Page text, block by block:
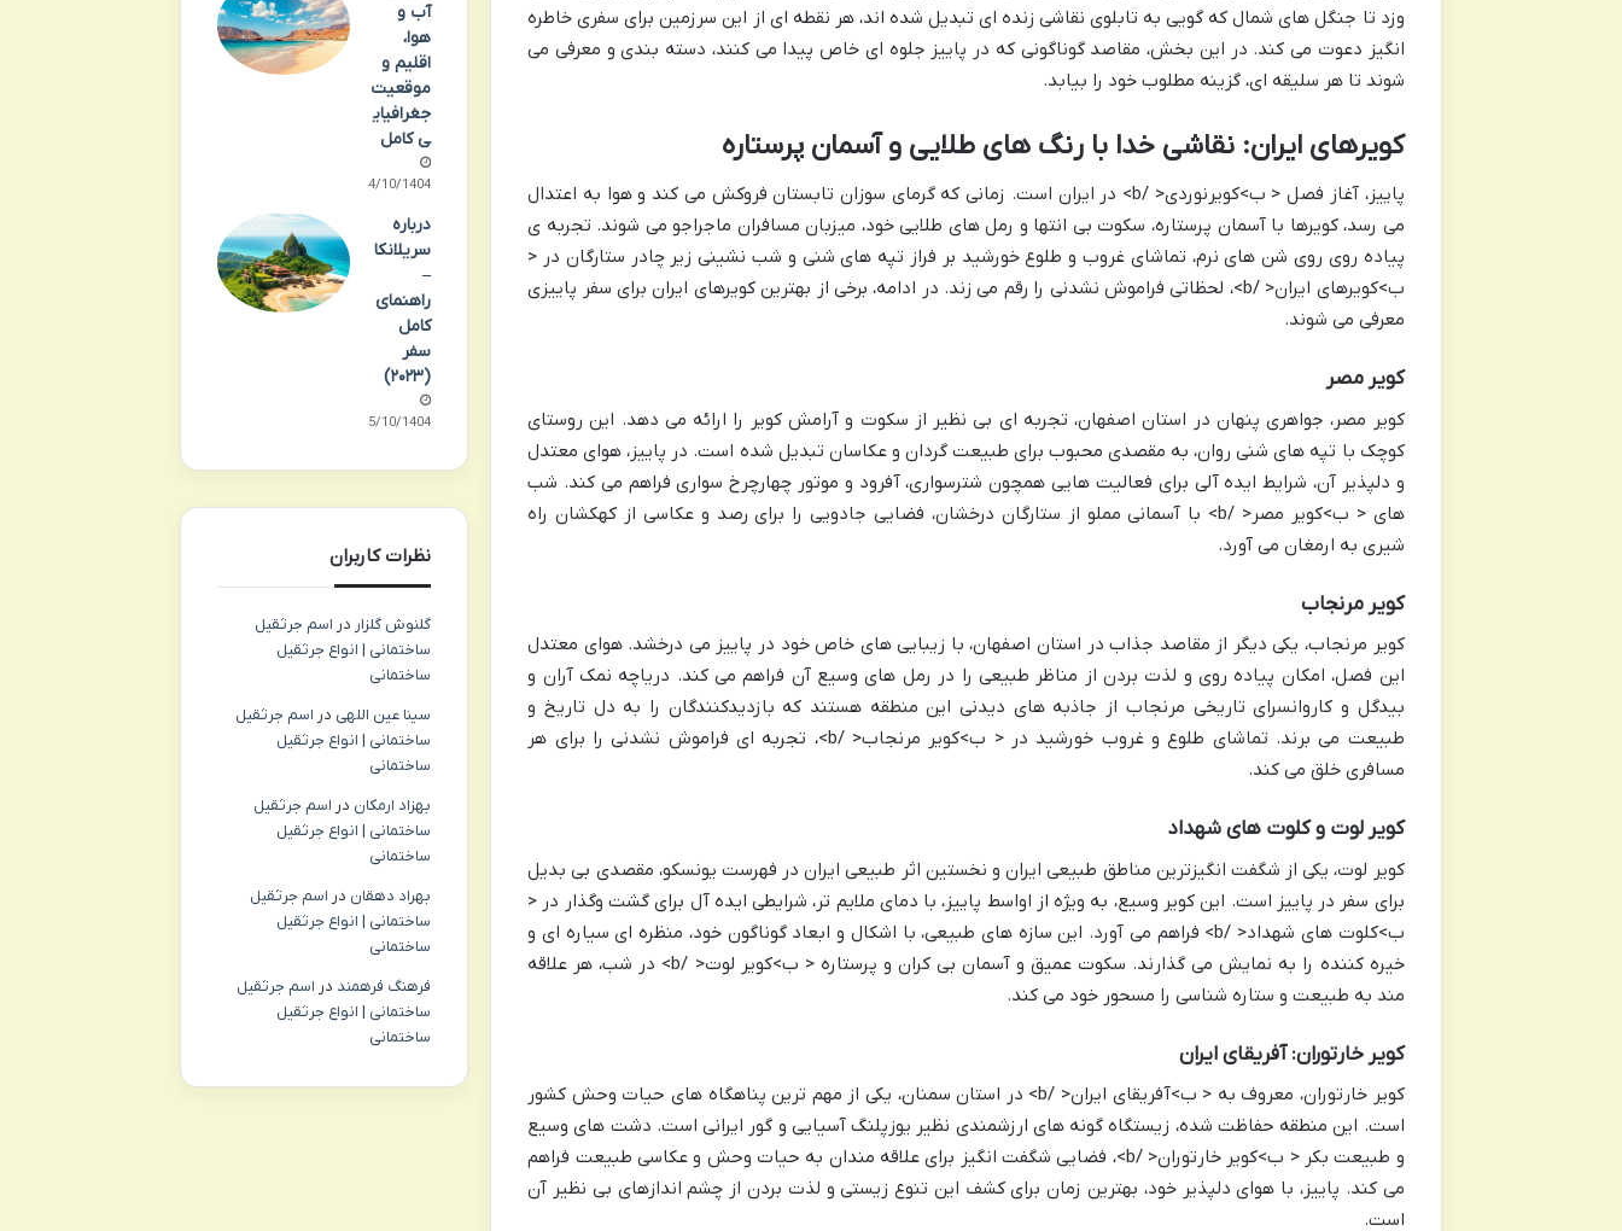
وزد تا جنگل های شمال که گویی به تابلوی نقاشی زنده ای تبدیل شده اند، هر نقطه ای از این سرزمین برای سفری خاطره
انگیز دعوت می کند. در این بخش، مقاصد گوناگونی که در پاییز جلوه ای خاص پیدا می کنند، دسته بندی و معرفی می
شوند تا هر سلیقه ای، گزینه مطلوب خود را بیابد.
کویرهای ایران: نقاشی خدا با رنگ های طلایی و آسمان پرستاره
پاییز، آغاز فصل < ب>کویرنوردی< /b> در ایران است. زمانی که گرمای سوزان تابستان فروکش می کند و هوا به اعتدال
می رسد، کویرها با آسمان پرستاره، سکوت بی انتها و رمل های طلایی خود، میزبان مسافران ماجراجو می شوند. تجربه ی
پیاده روی روی شن های نرم، تماشای غروب و طلوع خورشید بر فراز تپه های شنی و شب نشینی زیر چادر ستارگان در <
ب>کویرهای ایران< /b>، لحظاتی فراموش نشدنی را رقم می زند. در ادامه، برخی از بهترین کویرهای ایران برای سفر پاییزی
معرفی می شوند.
کویر مصر
کویر مصر، جواهری پنهان در استان اصفهان، تجربه ای بی نظیر از سکوت و آرامش کویر را ارائه می دهد. این روستای
کوچک با تپه های شنی روان، به مقصدی محبوب برای طبیعت گردان و عکاسان تبدیل شده است. در پاییز، هوای معتدل
و دلپذیر آن، شرایط ایده آلی برای فعالیت هایی همچون شترسواری، آفرود و موتور چهارچرخ سواری فراهم می کند. شب
های < ب>کویر مصر< /b> با آسمانی مملو از ستارگان درخشان، فضایی جادویی را برای رصد و عکاسی از کهکشان راه
شیری به ارمغان می آورد.
کویر مرنجاب
کویر مرنجاب، یکی دیگر از مقاصد جذاب در استان اصفهان، با زیبایی های خاص خود در پاییز می درخشد. هوای معتدل
این فصل، امکان پیاده روی و لذت بردن از مناظر طبیعی را در رمل های وسیع آن فراهم می کند. دریاچه نمک آران و
بیدگل و کاروانسرای تاریخی مرنجاب از جاذبه های دیدنی این منطقه هستند که بازدیدکنندگان را به دل تاریخ و
طبیعت می برند. تماشای طلوع و غروب خورشید در < ب>کویر مرنجاب< /b>، تجربه ای فراموش نشدنی را برای هر
مسافری خلق می کند.
کویر لوت و کلوت های شهداد
کویر لوت، یکی از شگفت انگیزترین مناطق طبیعی ایران و نخستین اثر طبیعی ایران در فهرست یونسکو، مقصدی بی بدیل
برای سفر در پاییز است. این کویر وسیع، به ویژه از اواسط پاییز، با دمای ملایم تر، شرایطی ایده آل برای گشت وگذار در <
ب>کلوت های شهداد< /b> فراهم می آورد. این سازه های طبیعی، با اشکال و ابعاد گوناگون خود، منظره ای سیاره ای و
خیره کننده را به نمایش می گذارند. سکوت عمیق و آسمان بی کران و پرستاره < ب>کویر لوت< /b> در شب، هر علاقه
مند به طبیعت و ستاره شناسی را مسحور خود می کند.
کویر خارتوران: آفریقای ایران
کویر خارتوران، معروف به < ب>آفریقای ایران< /b> در استان سمنان، یکی از مهم ترین پناهگاه های حیات وحش کشور
است. این منطقه حفاظت شده، زیستگاه گونه های ارزشمندی نظیر یوزپلنگ آسیایی و گور ایرانی است. دشت های وسیع
و طبیعت بکر < ب>کویر خارتوران< /b>، فضایی شگفت انگیز برای علاقه مندان به حیات وحش و عکاسی طبیعت فراهم
می کند. پاییز، با هوای دلپذیر خود، بهترین زمان برای کشف این تنوع زیستی و لذت بردن از چشم اندازهای بی نظیر آن
است.
آب و
هوا،
اقلیم و
موقعیت
جغرافیای
ی کامل
14/10/1404
درباره
سریلانکا
–
راهنمای
کامل
سفر
(۲۰۲۳)
15/10/1404
نظرات کاربران
گلنوش گلزار در اسم جرثقیل
ساختمانی | انواع جرثقیل
ساختمانی
سینا عین اللهی در اسم جرثقیل
ساختمانی | انواع جرثقیل
ساختمانی
بهزاد ارمکان در اسم جرثقیل
ساختمانی | انواع جرثقیل
ساختمانی
بهراد دهقان در اسم جرثقیل
ساختمانی | انواع جرثقیل
ساختمانی
فرهنگ فرهمند در اسم جرثقیل
ساختمانی | انواع جرثقیل
ساختمانی